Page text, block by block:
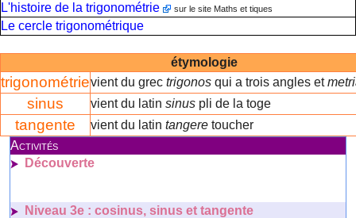
L'histoire de la trigonométrie
sur le site Maths et tiques
Le cercle trigonométrique
étymologie
trigonométrievient du grec trigonos qui a trois angles et
sinus vient du latin sinus pli de la toge
tangente vient du latin tangere toucher
Activités
Découverte
Niveau 3e : cosinus, sinus et tangente